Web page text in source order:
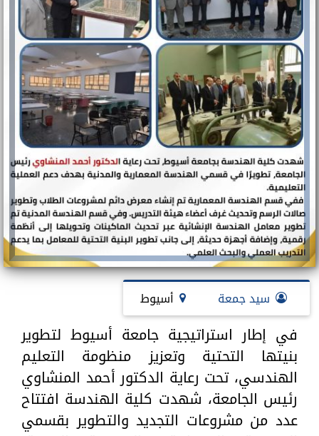
سيد جمعة أسيوط
في إطار استراتيجية جامعة أسيوط لتطوير
بنيتها التحتية وتعزيز منظومة التعليم
الهندسي، تحت رعاية الدكتور أحمد المنشاوي
رئيس الجامعة، شهدت كلية الهندسة افتتاح
عدد من مشروعات التجديد والتطوير بقسمي